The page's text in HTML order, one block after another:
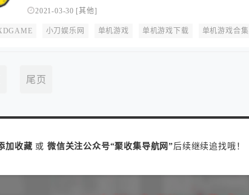
志说说 职场说说
2021-03-30 [其他]
小刀娱乐网 单机游戏 单机游戏下载 单机游戏合集
尾页
加收藏 或 微信关注公众号“聚收集导航网”后续继续追找哦！